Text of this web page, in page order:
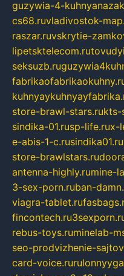
guzywia-4-
cs68.ruvladivostok-
raszar.ruvskrytie-
lipetsktelecom.ru
seksuzb.ru
store-brawl-stars.rukts-
sindika-01.rusp-life.rux-
e-abis-1-c.rusindika01.ru
store-brawlstars.ru
antenna-highly.rumine-
3-sex-porn.ruban-
viagra-tablet.ru
fincontech.ru
rebus-toys.ruminelab-
seo-prodvizhenie-
card-voice.ru